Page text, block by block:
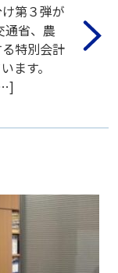
第３弾が
省、農
特別会計
います。